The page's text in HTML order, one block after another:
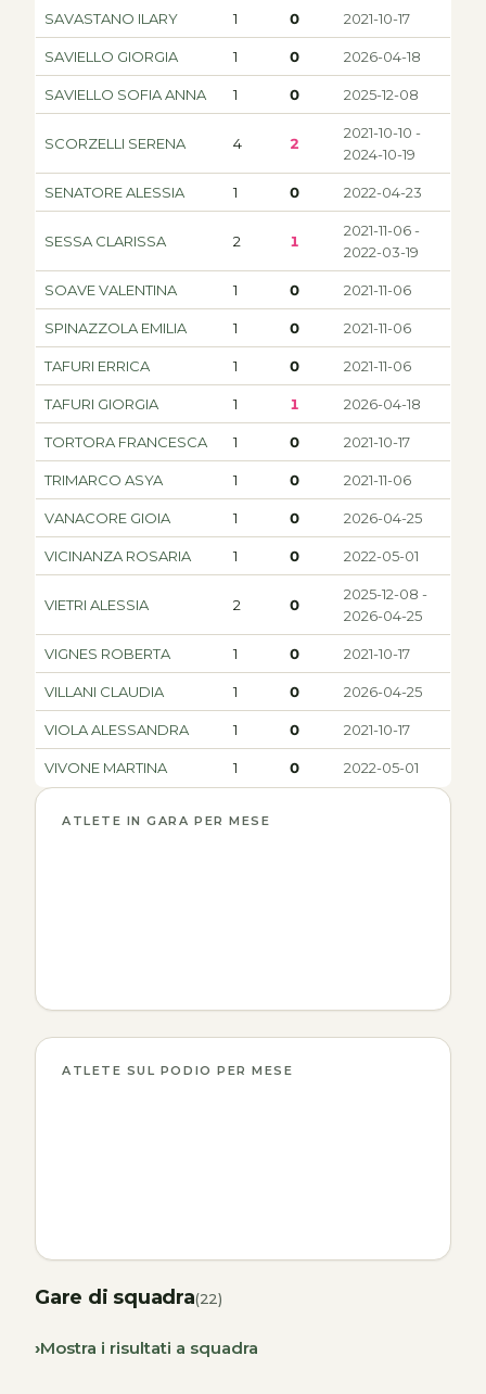
SAVASTANO ILARY 1 0 2021-10-17
SAVIELLO GIORGIA 1 0 2026-04-18
SAVIELLO SOFIA ANNA 1 0 2025-12-08
SCORZELLI SERENA 4 2
2021-10-10 -
2024-10-19
SENATORE ALESSIA 1 0 2022-04-23
SESSA CLARISSA 2 1
2021-11-06 -
2022-03-19
SOAVE VALENTINA 1 0 2021-11-06
SPINAZZOLA EMILIA 1 0 2021-11-06
TAFURI ERRICA 1 0 2021-11-06
TAFURI GIORGIA 1 1 2026-04-18
TORTORA FRANCESCA 1 0 2021-10-17
TRIMARCO ASYA 1 0 2021-11-06
VANACORE GIOIA 1 0 2026-04-25
VICINANZA ROSARIA 1 0 2022-05-01
VIETRI ALESSIA 2 0
2025-12-08 -
2026-04-25
VIGNES ROBERTA 1 0 2021-10-17
VILLANI CLAUDIA 1 0 2026-04-25
VIOLA ALESSANDRA 1 0 2021-10-17
VIVONE MARTINA 1 0 2022-05-01
ATLETE IN GARA PER MESE
ATLETE SUL PODIO PER MESE
Gare di squadra(22)
Mostra i risultati a squadra